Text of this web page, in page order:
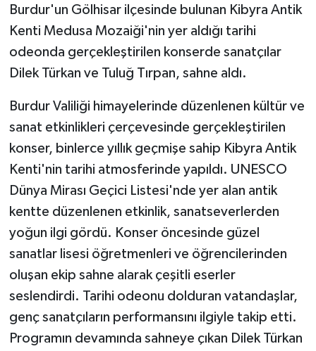
Burdur'un Gölhisar ilçesinde bulunan Kibyra Antik
Kenti Medusa Mozaiği'nin yer aldığı tarihi
odeonda gerçekleştirilen konserde sanatçılar
Dilek Türkan ve Tuluğ Tırpan, sahne aldı.
Burdur Valiliği himayelerinde düzenlenen kültür ve
sanat etkinlikleri çerçevesinde gerçekleştirilen
konser, binlerce yıllık geçmişe sahip Kibyra Antik
Kenti'nin tarihi atmosferinde yapıldı. UNESCO
Dünya Mirası Geçici Listesi'nde yer alan antik
kentte düzenlenen etkinlik, sanatseverlerden
yoğun ilgi gördü. Konser öncesinde güzel
sanatlar lisesi öğretmenleri ve öğrencilerinden
oluşan ekip sahne alarak çeşitli eserler
seslendirdi. Tarihi odeonu dolduran vatandaşlar,
genç sanatçıların performansını ilgiyle takip etti.
Programın devamında sahneye çıkan Dilek Türkan
Güvenlik
HABERDE İNSAN
İNSAN
İş Dünyası
Jandarma
Kadın
MAGAZİN
Otomobil
POLİTİKA